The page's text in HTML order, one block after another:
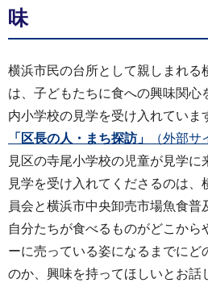
味
横浜市民の台所として親しまれる
は、子どもたちに食への興味関心
内小学校の見学を受け入れていま
「区長の人・まち探訪」
（外部サ
見区の寺尾小学校の児童が見学に
見学を受け入れてくださるのは
員会と横浜市中央卸売市場魚食普
自分たちが食べるものがどこから
ーに売っている姿になるまでにど
のか、興味を持ってほしいとお話